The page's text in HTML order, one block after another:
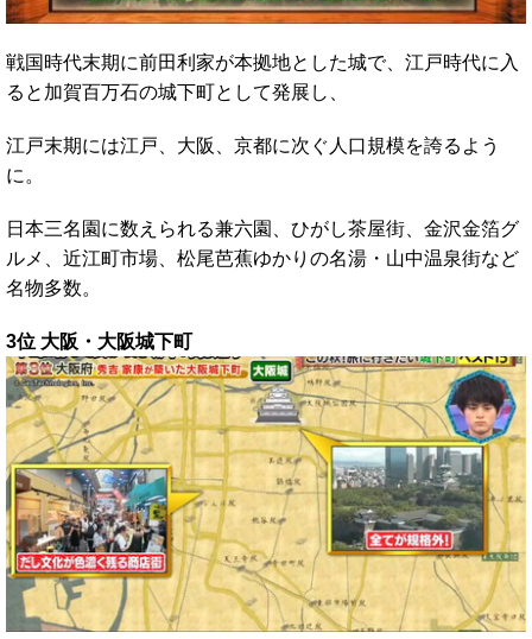
戦国時代末期に前田利家が本拠地とした城で、江戸時代に入
ると加賀百万石の城下町として発展し、
江戸末期には江戸、大阪、京都に次ぐ人口規模を誇るよう
に。
日本三名園に数えられる兼六園、ひがし茶屋街、金沢金箔グ
ルメ、近江町市場、松尾芭蕉ゆかりの名湯・山中温泉街など
名物多数。
3位 大阪・大阪城下町